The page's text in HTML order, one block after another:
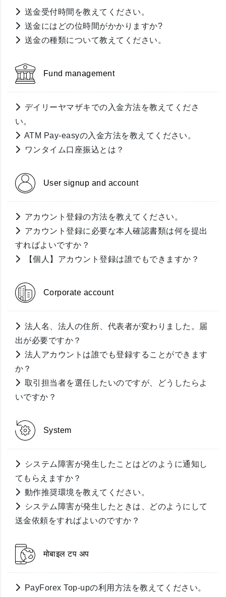
送金受付時間を教えてください。
送金にはどの位時間がかかりますか?
送金の種類について教えてください。
Fund management
デイリーヤマザキでの入金方法を教えてくださ
い。
ATM Pay-easyの入金方法を教えてください。
ワンタイム口座振込とは？
User signup and account
アカウント登録の方法を教えてください。
アカウント登録に必要な本人確認書類は何を提出
すればよいですか？
【個人】アカウント登録は誰でもできますか？
Corporate account
法人名、法人の住所、代表者が変わりました。届
出が必要ですか？
法人アカウントは誰でも登録することができます
か？
取引担当者を選任したいのですが、どうしたらよ
いですか？
System
システム障害が発生したことはどのように通知し
てもらえますか？
動作推奨環境を教えてください。
システム障害が発生したときは、どのようにして
送金依頼をすればよいのですか？
मोबाइल टप अप
PayForex Top-upの利用方法を教えてください。